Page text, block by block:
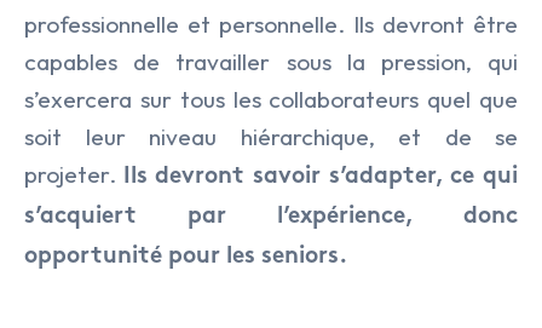
professionnelle et personnelle. Ils devront être
capables de travailler sous la pression, qui
s’exercera sur tous les collaborateurs quel que
soit leur niveau hiérarchique, et de se
projeter. Ils devront savoir s’adapter, ce qui
s’acquiert par l’expérience, donc
opportunité pour les seniors.